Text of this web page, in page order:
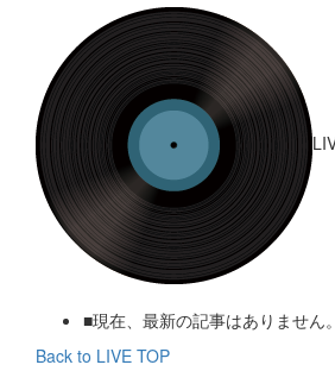
■現在、最新の記事はありません。
Back to LIVE TOP